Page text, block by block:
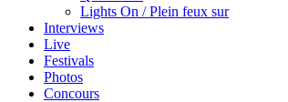
Lights On / Plein feux sur
Interviews
Live
Festivals
Photos
Concours